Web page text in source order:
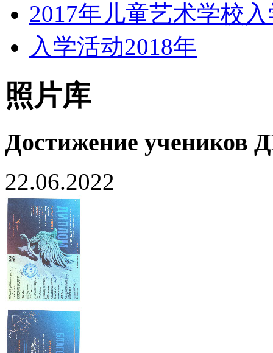
2017年儿童艺术学校
入学活动2018年
照片库
Достижение
22.06.2022